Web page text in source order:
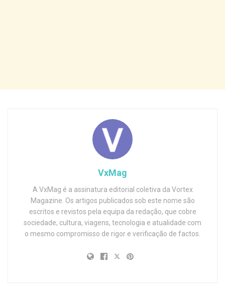
VxMag
A VxMag é a assinatura editorial coletiva da Vortex
Magazine. Os artigos publicados sob este nome são
escritos e revistos pela equipa da redação, que cobre
sociedade, cultura, viagens, tecnologia e atualidade com
o mesmo compromisso de rigor e verificação de factos.